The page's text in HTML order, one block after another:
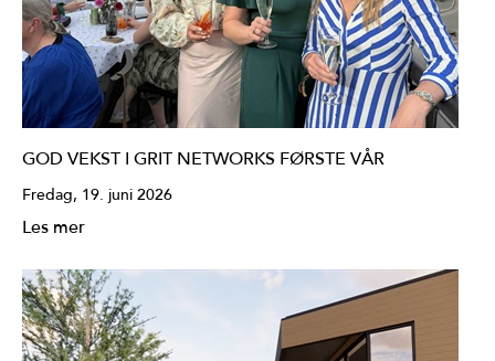
GOD VEKST I GRIT NETWORKS FØRSTE VÅR
Fredag, 19. juni 2026
Les mer